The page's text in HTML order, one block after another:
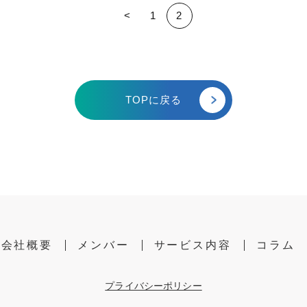
< 1 2
TOPに戻る
会社概要 メンバー サービス内容 コラム
プライバシーポリシー